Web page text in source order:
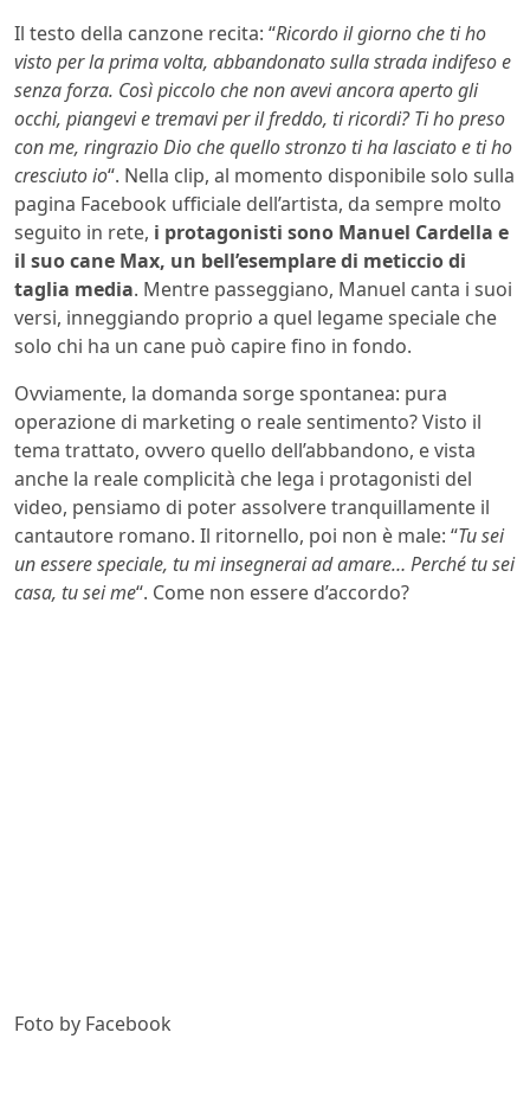
Il testo della canzone recita: “Ricordo il giorno che ti ho
visto per la prima volta, abbandonato sulla strada indifeso e
senza forza. Così piccolo che non avevi ancora aperto gli
occhi, piangevi e tremavi per il freddo, ti ricordi? Ti ho preso
con me, ringrazio Dio che quello stronzo ti ha lasciato e ti ho
cresciuto io“. Nella clip, al momento disponibile solo sulla
pagina Facebook ufficiale dell’artista, da sempre molto
seguito in rete, i protagonisti sono Manuel Cardella e
il suo cane Max, un bell’esemplare di meticcio di
taglia media. Mentre passeggiano, Manuel canta i suoi
versi, inneggiando proprio a quel legame speciale che
solo chi ha un cane può capire fino in fondo.
Ovviamente, la domanda sorge spontanea: pura
operazione di marketing o reale sentimento? Visto il
tema trattato, ovvero quello dell’abbandono, e vista
anche la reale complicità che lega i protagonisti del
video, pensiamo di poter assolvere tranquillamente il
cantautore romano. Il ritornello, poi non è male: “Tu sei
un essere speciale, tu mi insegnerai ad amare… Perché tu sei
casa, tu sei me“. Come non essere d’accordo?
Foto by Facebook